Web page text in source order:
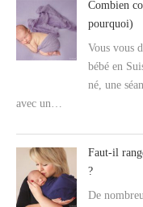
Combien
pourquoi)
Vous vous
bébé en
né, une
avec un…
Faut-il
?
De